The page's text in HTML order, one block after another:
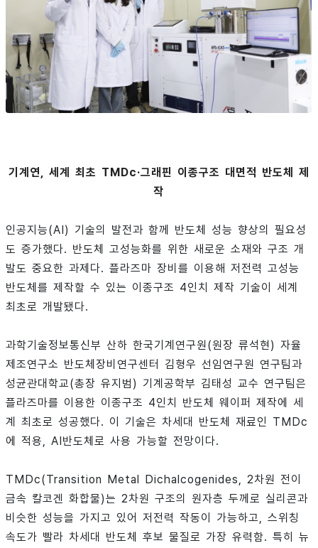
기계연, 세계 최초 TMDc·그래핀 이종구조 대면적 반도체 제
작
인공지능(AI) 기술의 발전과 함께 반도체 성능 향상의 필요성
도 증가했다. 반도체 고성능화를 위한 새로운 소재와 구조 개
발도 중요한 과제다. 플라즈마 장비를 이용해 저전력 고성능
반도체를 제작할 수 있는 이종구조 4인치 제작 기술이 세계
최초로 개발됐다.
과학기술정보통신부 산하 한국기계연구원(원장 류석현) 자율
제조연구소 반도체장비연구센터 김형우 선임연구원 연구팀과
성균관대학교(총장 유지범) 기계공학부 김태성 교수 연구팀은
플라즈마를 이용한 이종구조 4인치 반도체 웨이퍼 제작에 세
계 최초로 성공했다. 이 기술은 차세대 반도체 재료인 TMDc
에 적용, AI반도체로 사용 가능할 전망이다.
TMDc(Transition Metal Dichalcogenides, 2차원 전이
금속 칼코겐 화합물)는 2차원 구조의 원자층 두께로 실리콘과
비슷한 성능을 가지고 있어 저전력 작동이 가능하고, 스위칭
속도가 빨라 차세대 반도체 후보 물질로 가장 유력함. 특히 뉴